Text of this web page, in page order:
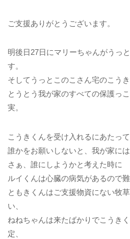
ご支援ありがとうございます。
明後日27日にマリーちゃんがうっ
す。
そしてうっとこのこさん宅のこう
とうとう我が家のすべての保護っ
実。
こうきくんを受け入れるにあたって
誰かをお願いしないと、我が家に
さぁ、誰にしようかと考えた時に
ルイくんは心臓の病気があるので難
ともきくんはご支援物資にない牧
い、
ねねちゃんは来たばかりでこうき
定、